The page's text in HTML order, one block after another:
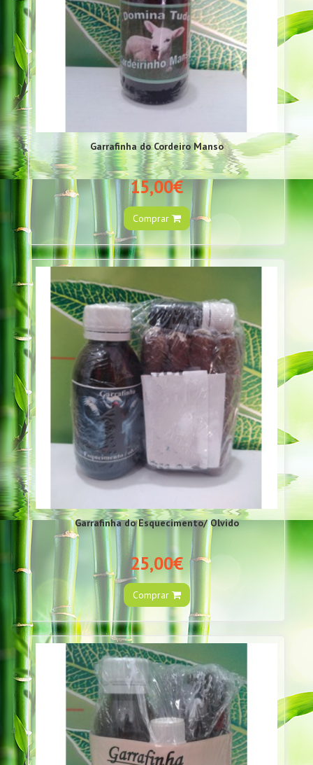
Garrafinha do Cordeiro Manso
15,00€
Comprar
Garrafinha do Esquecimento/ Olvido
25,00€
Comprar